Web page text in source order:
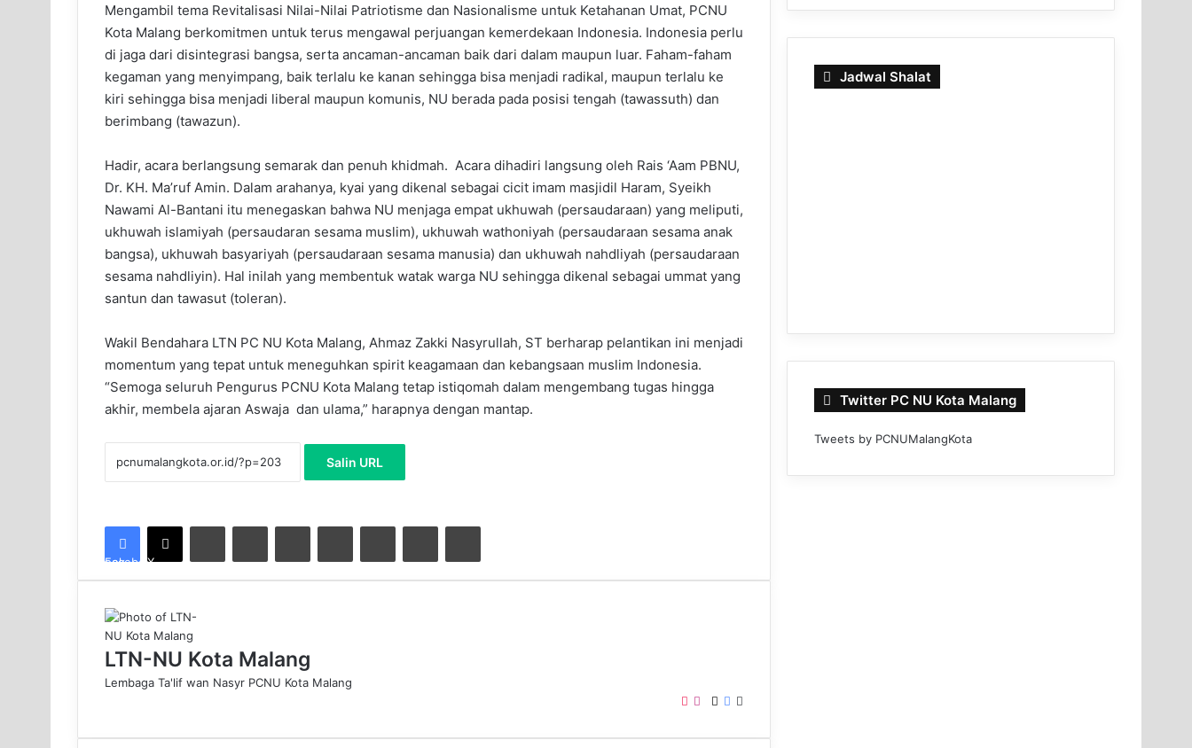
Mengambil tema Revitalisasi Nilai-Nilai Patriotisme dan Nasionalisme untuk Ketahanan Umat, PCNU
Kota Malang berkomitmen untuk terus mengawal perjuangan kemerdekaan Indonesia. Indonesia perlu
di jaga dari disintegrasi bangsa, serta ancaman-ancaman baik dari dalam maupun luar. Faham-faham
kegaman yang menyimpang, baik terlalu ke kanan sehingga bisa menjadi radikal, maupun terlalu ke
kiri sehingga bisa menjadi liberal maupun komunis, NU berada pada posisi tengah (tawassuth) dan
berimbang (tawazun).
Hadir, acara berlangsung semarak dan penuh khidmah. Acara dihadiri langsung oleh Rais ‘Aam PBNU,
Dr. KH. Ma’ruf Amin. Dalam arahanya, kyai yang dikenal sebagai cicit imam masjidil Haram, Syeikh
Nawami Al-Bantani itu menegaskan bahwa NU menjaga empat ukhuwah (persaudaraan) yang meliputi,
ukhuwah islamiyah (persaudaran sesama muslim), ukhuwah wathoniyah (persaudaraan sesama anak
bangsa), ukhuwah basyariyah (persaudaraan sesama manusia) dan ukhuwah nahdliyah (persaudaraan
sesama nahdliyin). Hal inilah yang membentuk watak warga NU sehingga dikenal sebagai ummat yang
santun dan tawasut (toleran).
Wakil Bendahara LTN PC NU Kota Malang, Ahmaz Zakki Nasyrullah, ST berharap pelantikan ini menjadi
momentum yang tepat untuk meneguhkan spirit keagamaan dan kebangsaan muslim Indonesia.
“Semoga seluruh Pengurus PCNU Kota Malang tetap istiqomah dalam mengembang tugas hingga
akhir, membela ajaran Aswaja dan ulama,” harapnya dengan mantap.
Salin URL
Facebook X
LTN-NU Kota Malang
Lembaga Ta'lif wan Nasyr PCNU Kota Malang
b
F
c
X
Y
u
s
T
k
Jadwal Shalat
Twitter PC NU Kota Malang
Tweets by PCNUMalangKota